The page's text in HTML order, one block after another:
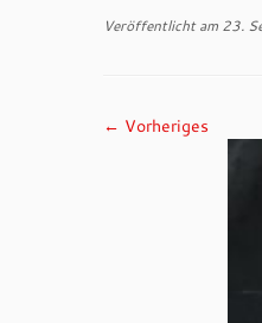
Veröffentlicht am 23.
← Vorheriges